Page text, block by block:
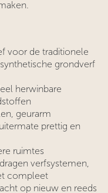
voor de traditionele
grondverf
herwinbare
geurarm
prettig en
ruimtes
verfsystemen,
compleet
op nieuw en reeds